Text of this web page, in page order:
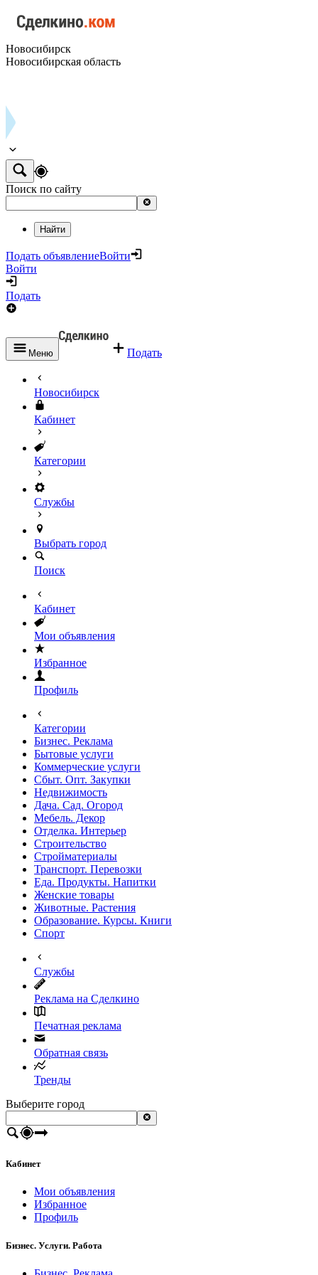
Новосибирск
Новосибирская область
Поиск по сайту
Найти
Подать объявлениеВойти
Войти
Подать
Меню Подать
Новосибирск
Кабинет
Категории
Службы
Выбрать город
Поиск
Кабинет
Мои объявления
Избранное
Профиль
Категории
Бизнес. Реклама
Бытовые услуги
Коммерческие услуги
Сбыт. Опт. Закупки
Недвижимость
Дача. Сад. Огород
Мебель. Декор
Отделка. Интерьер
Строительство
Стройматериалы
Транспорт. Перевозки
Еда. Продукты. Напитки
Женские товары
Животные. Растения
Образование. Курсы. Книги
Спорт
Службы
Реклама на Сделкино
Печатная реклама
Обратная связь
Тренды
Выберите город
Кабинет
Мои объявления
Избранное
Профиль
Бизнес. Услуги. Работа